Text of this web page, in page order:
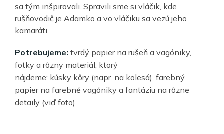
sa tým inšpirovali. Spravili sme si vláčik, kde
rušňovodič je Adamko a vo vláčiku sa vezú jeho
kamaráti.
Potrebujeme: tvrdý papier na rušeň a vagóniky,
fotky a rôzny materiál, ktorý
nájdeme: kúsky kôry (napr. na kolesá), farebný
papier na farebné vagóniky a fantáziu na rôzne
detaily (viď foto)